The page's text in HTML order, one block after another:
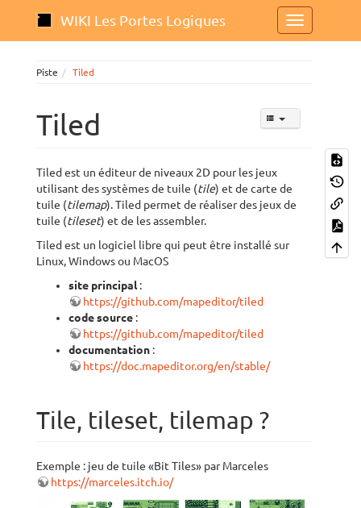
WIKI Les Portes Logiques
Piste Tiled
Tiled
Tiled est un éditeur de niveaux 2D pour les jeux
utilisant des systèmes de tuile (tile) et de carte de
tuile (tilemap). Tiled permet de réaliser des jeux de
tuile (tileset) et de les assembler.
Tiled est un logiciel libre qui peut être installé sur
Linux, Windows ou MacOS
site principal:
https://github.com/mapeditor/tiled
code source :
https://github.com/mapeditor/tiled
documentation :
https://doc.mapeditor.org/en/stable/
Tile, tileset, tilemap ?
Exemple : jeu de tuile «Bit Tiles» par Marceles
https://marceles.itch.io/